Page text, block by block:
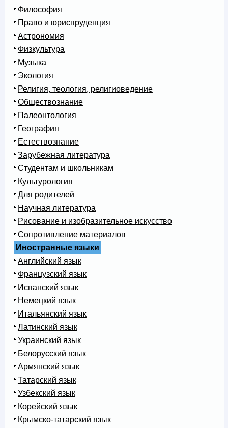
Философия
Право и юриспруденция
Астрономия
Физкультура
Музыка
Экология
Религия, теология, религиоведение
Обществознание
Палеонтология
География
Естествознание
Зарубежная литература
Студентам и школьникам
Культурология
Для родителей
Научная литература
Рисование и изобразительное искусство
Сопротивление материалов
Иностранные языки
Английский язык
Французский язык
Испанский язык
Немецкий язык
Итальянский язык
Латинский язык
Украинский язык
Белорусский язык
Армянский язык
Татарский язык
Узбекский язык
Корейский язык
Крымско-татарский язык